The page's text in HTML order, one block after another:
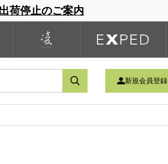
荷停止のご案内
商品一覧
新規会員登録